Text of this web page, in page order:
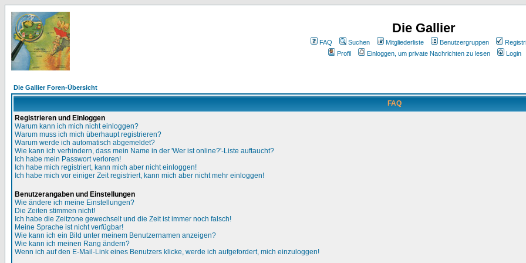
Die Gallier
FAQ Suchen Mitgliederliste Benutzergruppen
Profil
Einloggen, um private Nachrichten zu lesen Login
Die Gallier Foren-Übersicht
FAQ
Registrieren und Einloggen
Warum kann ich mich nicht einloggen?
Warum muss ich mich überhaupt registrieren?
Warum werde ich automatisch abgemeldet?
Wie kann ich verhindern, dass mein Name in der 'Wer ist online?'-Liste auftaucht?
Ich habe mein Passwort verloren!
Ich habe mich registriert, kann mich aber nicht einloggen!
Ich habe mich vor einiger Zeit registriert, kann mich aber nicht mehr einloggen!
Benutzerangaben und Einstellungen
Wie ändere ich meine Einstellungen?
Die Zeiten stimmen nicht!
Ich habe die Zeitzone gewechselt und die Zeit ist immer noch falsch!
Meine Sprache ist nicht verfügbar!
Wie kann ich ein Bild unter meinem Benutzernamen anzeigen?
Wie kann ich meinen Rang ändern?
Wenn ich auf den E-Mail-Link eines Benutzers klicke, werde ich aufgefordert, mich einzuloggen!